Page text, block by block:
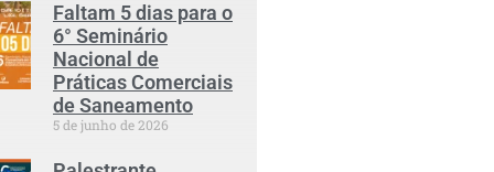
Faltam 5 dias para o
6° Seminário
Nacional de
Práticas Comerciais
de Saneamento
5 de junho de 2026